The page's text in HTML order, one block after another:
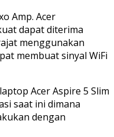
Amp. Acer
dapat diterima
menggunakan
membuat sinyal WiFi
Acer Aspire 5 Slim
saat ini dimana
dengan